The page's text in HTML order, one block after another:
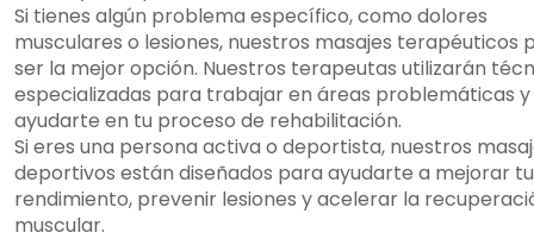
Si tienes algún problema específico, como dolores
musculares o lesiones, nuestros masajes terapéuticos
ser la mejor opción. Nuestros terapeutas utilizarán
especializadas para trabajar en áreas problemáticas y
ayudarte en tu proceso de rehabilitación.
Si eres una persona activa o deportista, nuestros
deportivos están diseñados para ayudarte a mejorar tu
rendimiento, prevenir lesiones y acelerar la
muscular.